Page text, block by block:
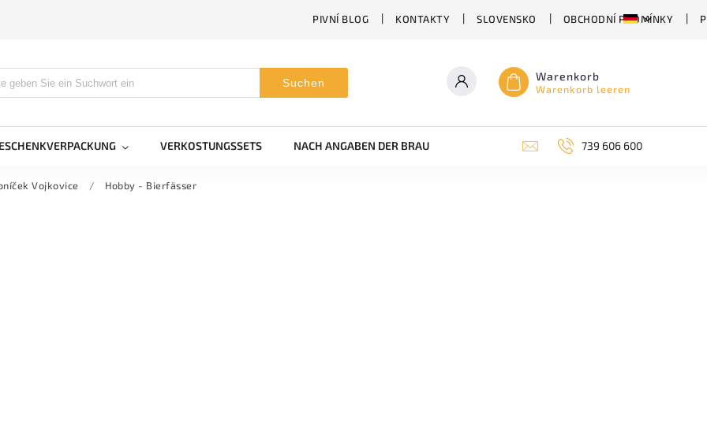
PIVNÍ BLOG KONTAKTY SLOVENSKO OBCHODNÍ PODMÍNKY
Suchen Warenkorb
Warenkorb leeren
VERKOSTUNGSSETS NACH ANGABEN DER BRAUEREI ABHÄNGIG VON DER BIERSORTE
739 606 600
Vojkovice / Hobby - Bierfässer